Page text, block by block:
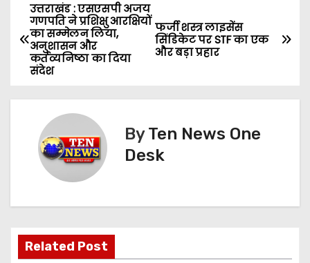
P
o
s
t
g
फर्जी शस्त्र लाइसेंस
सिंडिकेट पर STF का एक
और बड़ा प्रहार
उत्तराखंड : एसएसपी अजय
गणपति ने प्रशिक्षु आरक्षियों
का सम्मेलन लिया,
अनुशासन और
कर्तव्यनिष्ठा का दिया
संदेश
ByTen News One
Desk
Related Post